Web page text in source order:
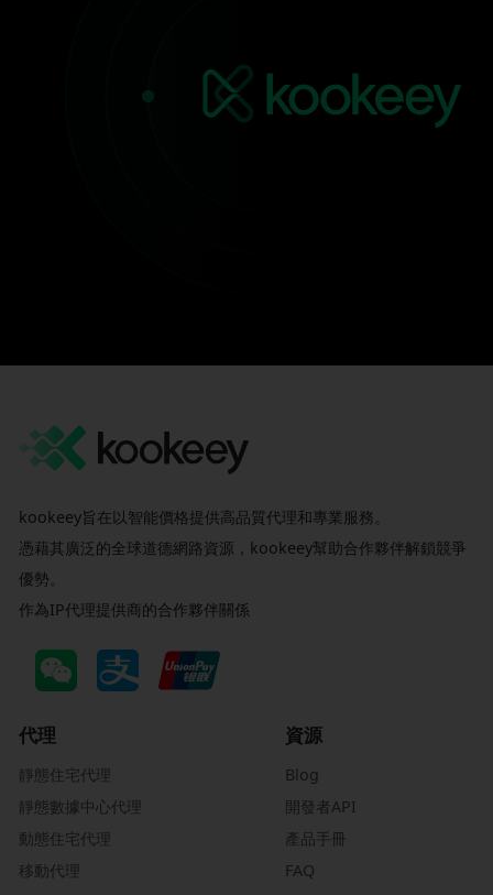
kookeey旨在以智能價格提供高品質代理和專業服務。
憑藉其廣泛的全球道德網路資源，kookeey幫助合作夥伴解鎖競爭
優勢。
作為IP代理提供商的合作夥伴關係
代理
靜態住宅代理
靜態數據中心代理
動態住宅代理
移動代理
資源
Blog
開發者API
產品手冊
FAQ